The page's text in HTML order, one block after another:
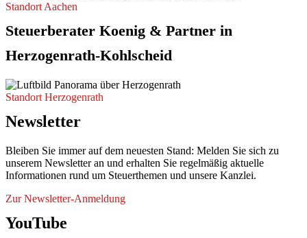
Standort Aachen
Steuerberater Koenig & Partner in
Herzogenrath-Kohlscheid
Standort Herzogenrath
Newsletter
Bleiben Sie immer auf dem neuesten Stand: Melden Sie sich zu
unserem Newsletter an und erhalten Sie regelmäßig aktuelle
Informationen rund um Steuerthemen und unsere Kanzlei.
Zur Newsletter-Anmeldung
YouTube